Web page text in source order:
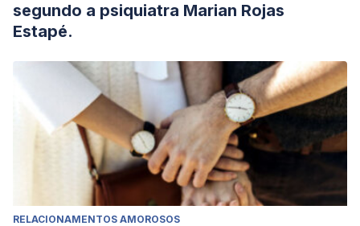
segundo a psiquiatra Marian Rojas
Estapé.
RELACIONAMENTOS AMOROSOS